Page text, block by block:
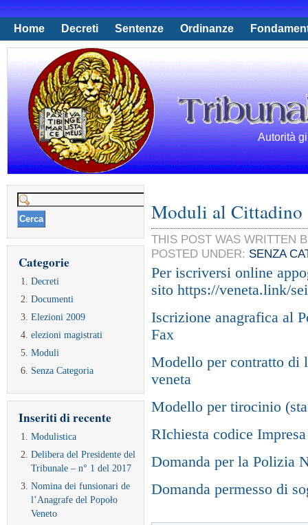
Home Decreti Sentenze Ordinanze
Autorità
Ricerca
per:
Categorie
Decreti
Documenti
Elezioni 2009
elezioni magistrati
Moduli
Senza Categoria
Inseriti di recente
Modulistica
Delibera del Presidente del
Tribunale – n° 1 del 2017
Nomina dei funsionari de
l’Anagrafe del Popoło
Veneto
Moduli al Cittadino
THIS POST WAS WRITTEN
POSTED UNDER: SENZA
Per iscriversi online
sito https://veneta.link/
Iscrizione anagrafica al
Fax
Modello per contratto di
veneta
Modello per tirocinio
RIchiesta codice
Domanda per la Polizia
Domanda permesso di